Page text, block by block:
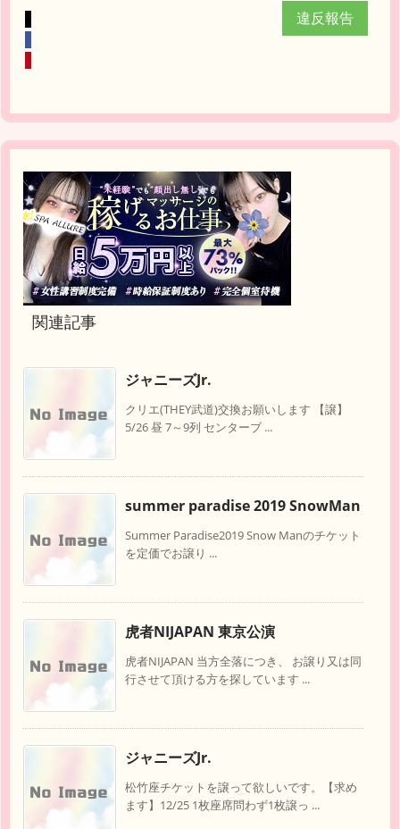
違反報告
関連記事
ジャニーズJr.
クリエ(THEY武道)交換お願いします 【譲】
5/26 昼 7～9列 センターブ ...
summer paradise 2019 SnowMan
Summer Paradise2019 Snow Manのチケット
を定価でお譲り ...
虎者NIJAPAN 東京公演
虎者NIJAPAN 当方全落につき、 お譲り又は同
行させて頂ける方を探しています ...
ジャニーズJr.
松竹座チケットを譲って欲しいです。【求め
ます】12/25 1枚座席問わず1枚譲っ ...